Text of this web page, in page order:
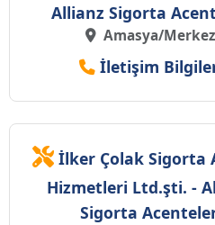
Allianz Sigorta
Amasya/Merkez
İletişim
İlker Çolak Sigorta
Hizmetleri Ltd.şti. -
Sigorta